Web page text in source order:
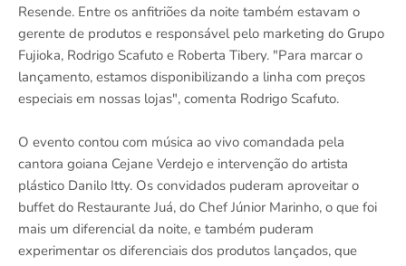
Resende. Entre os anfitriões da noite também estavam o
gerente de produtos e responsável pelo marketing do Grupo
Fujioka, Rodrigo Scafuto e Roberta Tibery. "Para marcar o
lançamento, estamos disponibilizando a linha com preços
especiais em nossas lojas", comenta Rodrigo Scafuto.
O evento contou com música ao vivo comandada pela
cantora goiana Cejane Verdejo e intervenção do artista
plástico Danilo Itty. Os convidados puderam aproveitar o
buffet do Restaurante Juá, do Chef Júnior Marinho, o que foi
mais um diferencial da noite, e também puderam
experimentar os diferenciais dos produtos lançados, que